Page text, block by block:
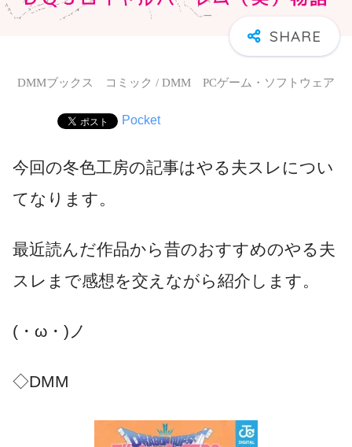
DMMブックス コミック / DMM PCゲーム・ソフトウェア
Pocket
今回の冬色工房の記事はやる夫スレについ
てなります。
最近読んだ作品から昔のおすすめのやる夫
スレまで感想を交えながら紹介します。
(・ω・)ノ
◇DMM